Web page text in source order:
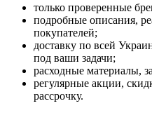
только проверенные
подробные описания,
покупателей;
доставку по всей
под ваши задачи;
расходные материалы,
регулярные акции,
рассрочку.